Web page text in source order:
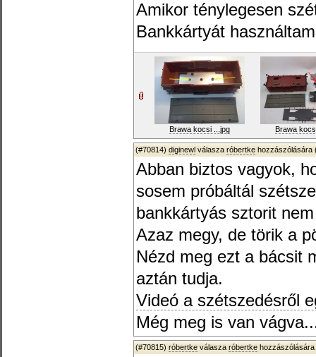
Amikor ténylegesen
Bankkártyát
Brawa kocsi ...jpg Brawa
(#70814) diginewl válasza róbertke hozzászólására
Abban biztos vagyok,
sosem próbáltál
bankkártyás sztorit
Azaz megy, de törik a
Nézd meg ezt a bácsit
aztán tudja.
Videó a szétszedésről
Még meg is van
(#70815) róbertke válasza róbertke hozzászólására